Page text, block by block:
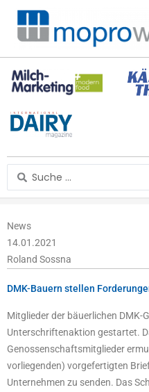
Zum
Inhalt
springen
Search
...
News
14.01.2021
Roland Sossna
DMK-Bauern stellen
Mitglieder der bäuerlichen DMK-
Unterschriftenaktion gestartet.
Genossenschaftsmitglieder
vorliegenden) vorgefertigten
Unternehmen zu senden. Das